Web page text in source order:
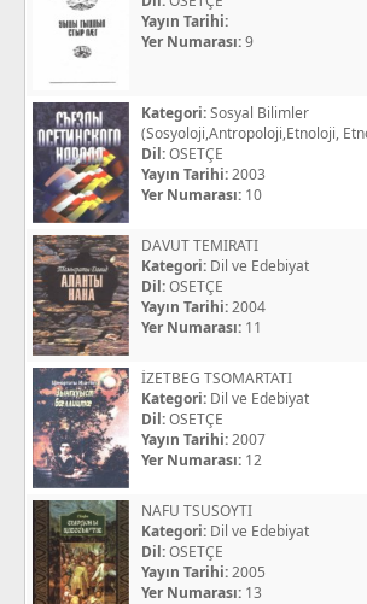
Yayın Tarihi:
Yer Numarası:9
Kategori:Sosyal Bilimler
(Sosyoloji,Antropoloji,Etnoloji,
Dil:OSETÇE
Yayın Tarihi:2003
Yer Numarası: 10
DAVUT TEMIRATI
Kategori: Dil ve Edebiyat
Dil:OSETÇE
Yayın Tarihi:2004
Yer Numarası: 11
İZETBEG TSOMARTATI
Kategori: Dil ve Edebiyat
Dil:OSETÇE
Yayın Tarihi:2007
Yer Numarası: 12
NAFU TSUSOYTI
Kategori: Dil ve Edebiyat
Dil:OSETÇE
Yayın Tarihi:2005
Yer Numarası: 13